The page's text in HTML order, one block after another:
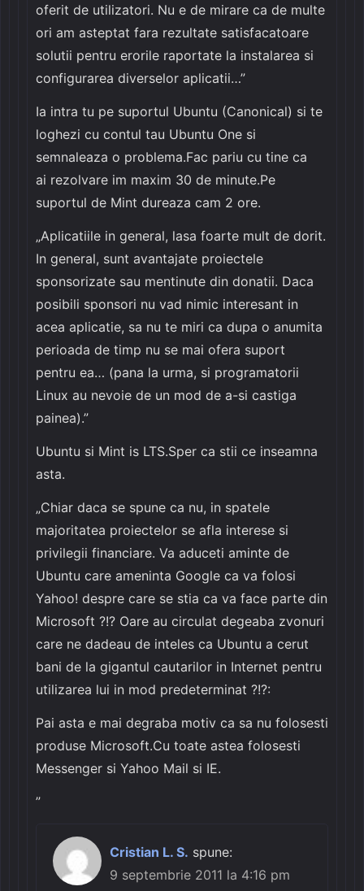
oferit de utilizatori. Nu e de mirare ca de multe
ori am asteptat fara rezultate satisfacatoare
solutii pentru erorile raportate la instalarea si
configurarea diverselor aplicatii…”
Ia intra tu pe suportul Ubuntu (Canonical) si te
loghezi cu contul tau Ubuntu One si
semnaleaza o problema.Fac pariu cu tine ca
ai rezolvare im maxim 30 de minute.Pe
suportul de Mint dureaza cam 2 ore.
„Aplicatiile in general, lasa foarte mult de dorit.
In general, sunt avantajate proiectele
sponsorizate sau mentinute din donatii. Daca
posibili sponsori nu vad nimic interesant in
acea aplicatie, sa nu te miri ca dupa o anumita
perioada de timp nu se mai ofera suport
pentru ea… (pana la urma, si programatorii
Linux au nevoie de un mod de a-si castiga
painea).”
Ubuntu si Mint is LTS.Sper ca stii ce inseamna
asta.
„Chiar daca se spune ca nu, in spatele
majoritatea proiectelor se afla interese si
privilegii financiare. Va aduceti aminte de
Ubuntu care ameninta Google ca va folosi
Yahoo! despre care se stia ca va face parte din
Microsoft ?!? Oare au circulat degeaba zvonuri
care ne dadeau de inteles ca Ubuntu a cerut
bani de la gigantul cautarilor in Internet pentru
utilizarea lui in mod predeterminat ?!?:
Pai asta e mai degraba motiv ca sa nu folosesti
produse Microsoft.Cu toate astea folosesti
Messenger si Yahoo Mail si IE.
”
Cristian L. S. spune:
9 septembrie 2011 la 4:16 pm